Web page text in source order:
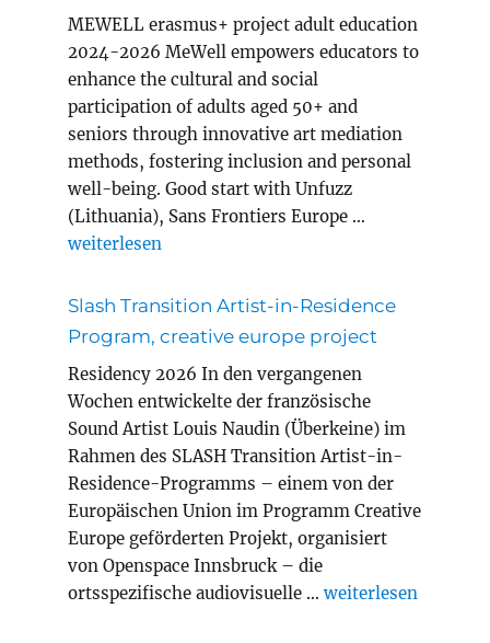
MEWELL erasmus+ project adult education
2024-2026 MeWell empowers educators to
enhance the cultural and social
participation of adults aged 50+ and
seniors through innovative art mediation
methods, fostering inclusion and personal
well-being. Good start with Unfuzz
(Lithuania), Sans Frontiers Europe …
„MEWELL erasmus+ project adult education“
weiterlesen
Slash Transition Artist-in-Residence
Program, creative europe project
Residency 2026 In den vergangenen
Wochen entwickelte der französische
Sound Artist Louis Naudin (Überkeine) im
Rahmen des SLASH Transition Artist-in-
Residence-Programms – einem von der
Europäischen Union im Programm Creative
Europe geförderten Projekt, organisiert
von Openspace Innsbruck – die
ortsspezifische audiovisuelle …„Slash Transition
weiterlesen